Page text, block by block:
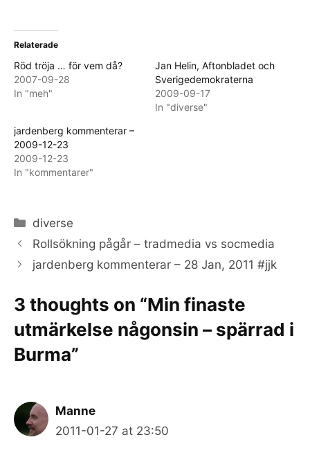
Relaterade
Röd tröja … för vem då?
2007-09-28
In "meh"
Jan Helin, Aftonbladet och
Sverigedemokraterna
2009-09-17
In "diverse"
jardenberg kommenterar –
2009-12-23
2009-12-23
In "kommentarer"
Categories
diverse
Rollsökning pågår – tradmedia vs socmedia
jardenberg kommenterar – 28 Jan, 2011 #jjk
3 thoughts on “Min finaste
utmärkelse någonsin – spärrad i
Burma”
Manne
2011-01-27 at 23:50